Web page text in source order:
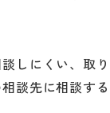
しにくい、取
談先に相談す